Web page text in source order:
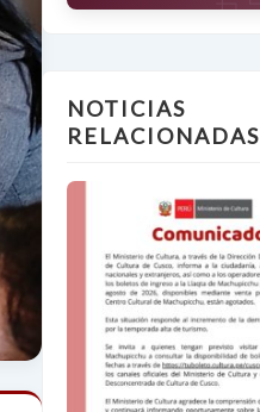
NOTICIAS
RELACIONADAS